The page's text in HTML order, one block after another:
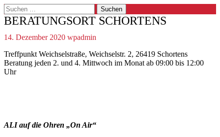
Suchen
nach:
BERATUNGSORT SCHORTENS
14. Dezember 2020 wpadmin
Treffpunkt Weichselstraße, Weichselstr. 2, 26419 Schortens
Beratung jeden 2. und 4. Mittwoch im Monat ab 09:00 bis 12:00
Uhr
ALI auf die Ohren „On Air“